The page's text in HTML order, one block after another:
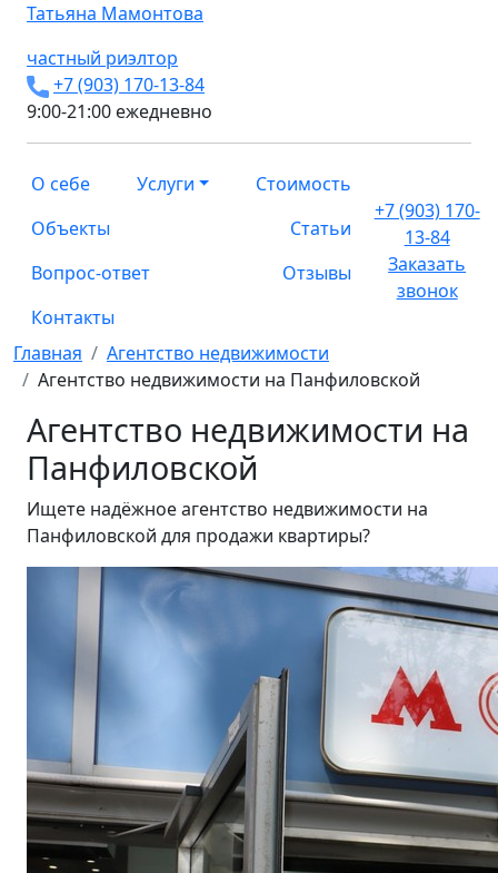
Татьяна Мамонтова
частный риэлтор
+7 (903) 170-13-84
9:00-21:00 ежедневно
О себе Услуги
Стоимость
Объекты
Статьи
Вопрос-ответ
Отзывы
Контакты
+7 (903) 170-
13-84
Заказать
звонок
Главная
Агентство недвижимости
Агентство недвижимости на Панфиловской
Агентство недвижимости на
Панфиловской
Ищете надёжное агентство недвижимости на
Панфиловской для продажи квартиры?